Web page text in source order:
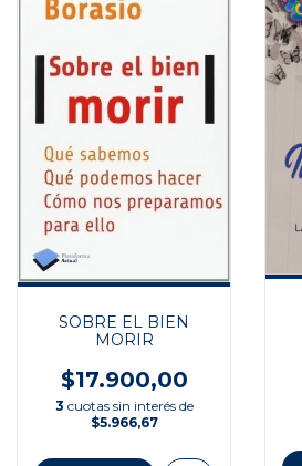
SOBRE EL BIEN
MORIR
$17.900,00
3 cuotas sin interés de
$5.966,67